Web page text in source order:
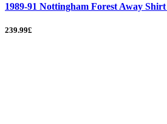
1989-91 Nottingham Forest Away
239.99£